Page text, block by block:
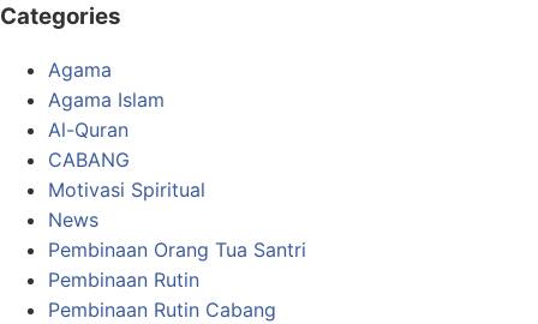
Categories
Agama
Agama Islam
Al-Quran
CABANG
Motivasi Spiritual
News
Pembinaan Orang Tua Santri
Pembinaan Rutin
Pembinaan Rutin Cabang